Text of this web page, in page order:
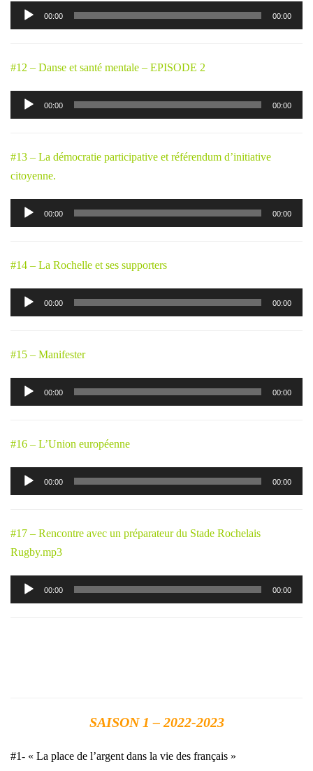
Lecteur
audio
00:00 00:00
#12 – Danse et santé mentale – EPISODE 2
Lecteur
audio
00:00 00:00
#13 – La démocratie participative et référendum d’initiative
citoyenne.
Lecteur
audio
00:00 00:00
#14 – La Rochelle et ses supporters
Lecteur
audio
00:00 00:00
#15 – Manifester
Lecteur
audio
00:00 00:00
#16 – L’Union européenne
Lecteur
audio
00:00 00:00
#17 – Rencontre avec un préparateur du Stade Rochelais
Rugby.mp3
Lecteur
audio
00:00 00:00
SAISON 1 – 2022-2023
#1- « La place de l’argent dans la vie des français »